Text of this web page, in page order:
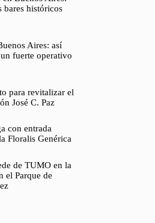
bares históricos
Aires: así
fuerte operativo
para revitalizar el
José C. Paz
con entrada
Floralis Genérica
de TUMO en la
el Parque de